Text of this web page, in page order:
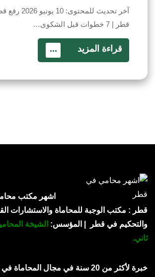
آخر تحديث
قطر | 7 خطوات قبل الشكوى…
قراءة المزيد ...
اشهر مكتب
قطر : مكتب الوجبة للمحاماة والاستشارات
والتحكيم في قطر | المؤسس: الشيخة
ثاني.
خبرة لأكثر من 20 سنة في مجال